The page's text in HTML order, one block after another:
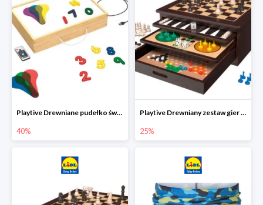
Playtive Drewniane pudełko świetlne MONTESSORI
40%
Playtive Drewniany zestaw gier 10 w 1
25%